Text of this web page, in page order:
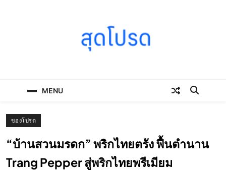
MENU
ของโปรด
“บ้านสวนมรดก” พริกไทยตรัง ฟื้นตำนาน
Trang Pepper สู่พริกไทยพรีเมียม